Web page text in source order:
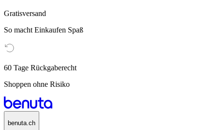
Gratisversand
So macht Einkaufen Spaß
60 Tage Rückgaberecht
Shoppen ohne Risiko
benuta.ch